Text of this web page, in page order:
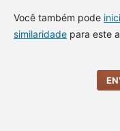
Você também pode
similaridadepara este